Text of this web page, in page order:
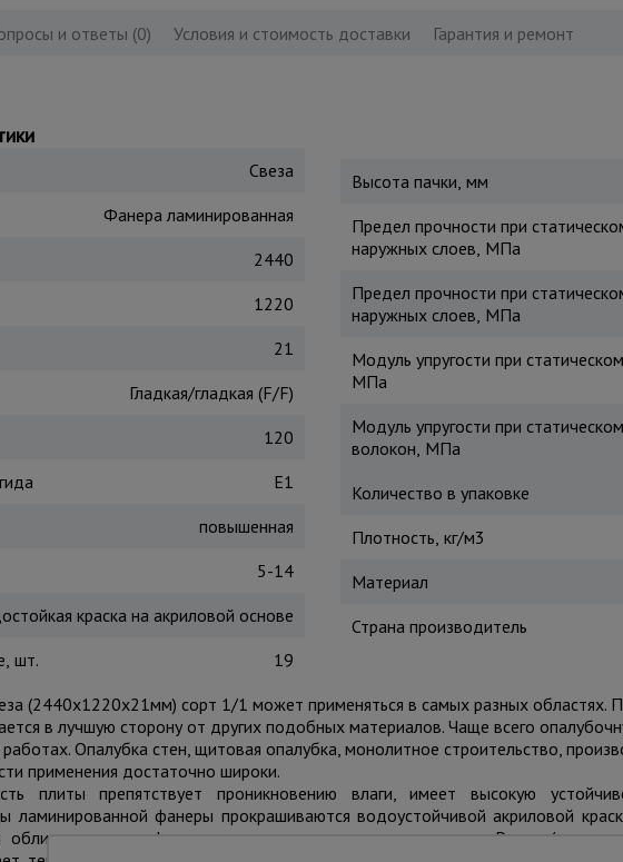
и ответы (0) Условия и стоимость доставки Гарантия и ремонт
Свеза
Фанера ламинированная
2440
1220
21
Гладкая/гладкая (F/F)
120
Е1
повышенная
5-14
краска на акриловой основе
шт.
19
Высота пачки, мм
Предел прочности при
наружных слоев, МПа
Предел прочности при
наружных слоев, МПа
Модуль упругости при
МПа
Модуль упругости при
волокон, МПа
Количество в упаковке
Плотность, кг/м3
Материал
Страна производитель
(2440х1220х21мм) сорт 1/1 может применяться в самых разных областях.
в лучшую сторону от других подобных материалов. Чаще всего
Опалубка стен, щитовая опалубка, монолитное строительство,
применения достаточно широки.
плиты препятствует проникновению влаги, имеет высокую
ламинированной фанеры прокрашиваются водоустойчивой акриловой
фенольным пленочным покрытием марки Pynea